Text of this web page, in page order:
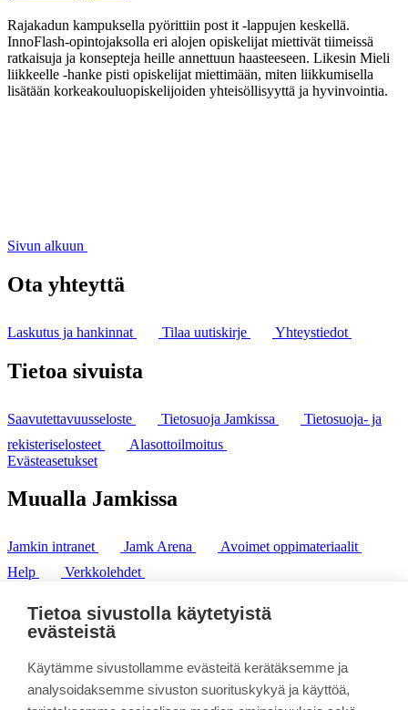
Rajakadun kampuksella pyörittiin post it -lappujen keskellä.
InnoFlash-opintojaksolla eri alojen opiskelijat miettivät tiimeissä
ratkaisuja ja konsepteja heille annettuun haasteeseen. Likesin Mieli
liikkeelle -hanke pisti opiskelijat miettimään, miten liikkumisella
lisätään korkeakouluopiskelijoiden yhteisöllisyyttä ja hyvinvointia.
Sivun alkuun
Ota yhteyttä
Laskutus ja hankinnat Tilaa uutiskirje Yhteystiedot
Tietoa sivuista
Saavutettavuusseloste Tietosuoja Jamkissa
Tietosuoja- ja
rekisteriselosteet
Alasottoilmoitus
Evästeasetukset
Muualla Jamkissa
Jamkin intranet Jamk Arena
Avoimet oppimateriaalit
Help
Verkkolehdet
puh. +358 20 743 8100
fax. +358 14 449 9694
Tietoa sivustolla käytetyistä
evästeistä
Käytämme sivustollamme evästeitä kerätäksemme ja
analysoidaksemme sivuston suorituskykyä ja käyttöä,